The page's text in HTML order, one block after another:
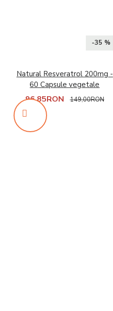
-35 %
Natural Resveratrol 200mg -
60 Capsule vegetale
96,85RON 149,00RON